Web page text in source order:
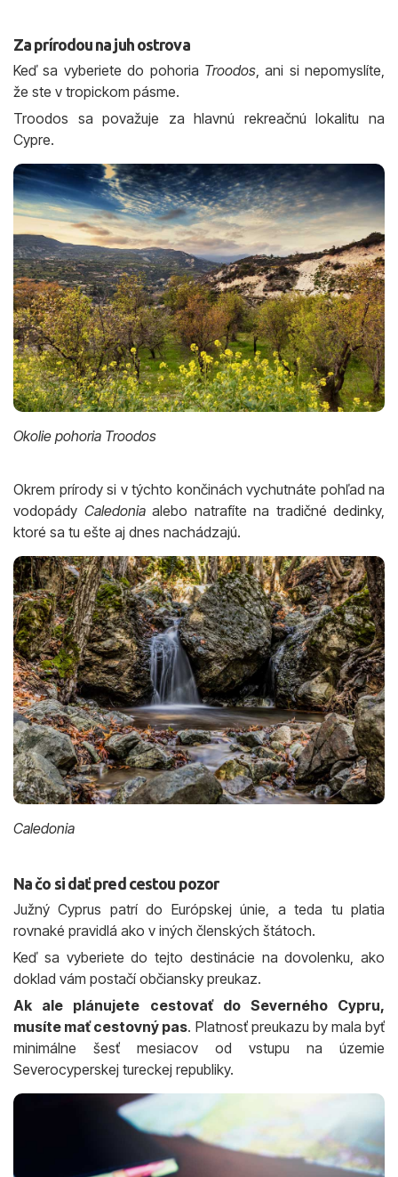
Za prírodou na juh ostrova
Keď sa vyberiete do pohoria Troodos, ani si nepomyslíte,
že ste v tropickom pásme.
Troodos sa považuje za hlavnú rekreačnú lokalitu na
Cypre.
Okolie pohoria Troodos
Okrem prírody si v týchto končinách vychutnáte pohľad na
vodopády Caledoniaalebo natrafíte na tradičné dedinky,
ktoré sa tu ešte aj dnes nachádzajú.
Caledonia
Na čo si dať pred cestou pozor
Južný Cyprus patrí do Európskej únie, a teda tu platia
rovnaké pravidlá ako v iných členských štátoch.
Keď sa vyberiete do tejto destinácie na dovolenku, ako
doklad vám postačí občiansky preukaz.
Ak ale plánujete cestovať do Severného Cypru,
musíte mať cestovný pas. Platnosť preukazu by mala byť
minimálne šesť mesiacov od vstupu na územie
Severocyperskej tureckej republiky.